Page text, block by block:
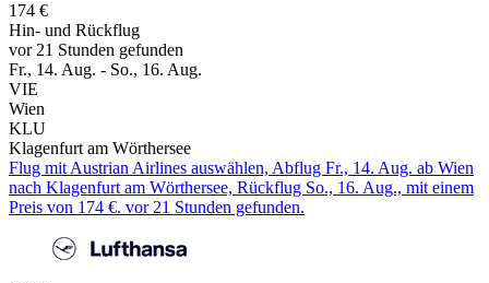
174 €
Hin- und Rückflug
vor 21 Stunden gefunden
Fr., 14. Aug. - So., 16. Aug.
VIE
Wien
KLU
Klagenfurt am Wörthersee
Flug mit Austrian Airlines auswählen, Abflug Fr., 14. Aug. ab Wien
nach Klagenfurt am Wörthersee, Rückflug So., 16. Aug., mit einem
Preis von 174 €. vor 21 Stunden gefunden.